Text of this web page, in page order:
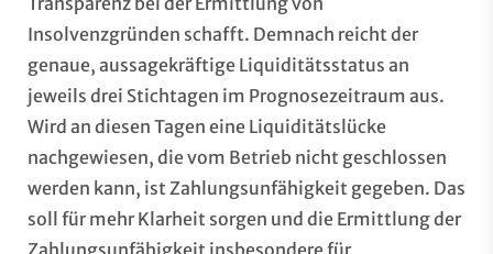
Insolvenzgründen schafft. Demnach reicht der
genaue, aussagekräftige Liquiditätsstatus an
jeweils drei Stichtagen im Prognosezeitraum aus.
Wird an diesen Tagen eine Liquiditätslücke
nachgewiesen, die vom Betrieb nicht geschlossen
werden kann, ist Zahlungsunfähigkeit gegeben. Das
soll für mehr Klarheit sorgen und die Ermittlung der
Zahlungsunfähigkeit insbesondere für